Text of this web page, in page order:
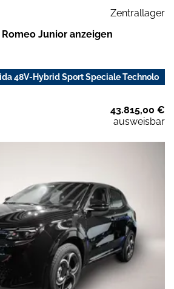
Zentrallager
Junior anzeigen
48V-Hybrid Sport Speciale Technolo
43.815,00 €
ausweisbar